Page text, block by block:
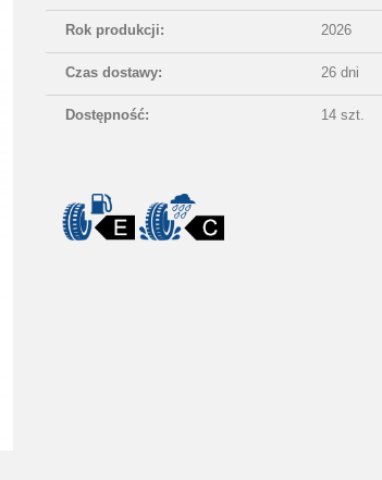
Rok produkcji: 2026
Czas dostawy: 26 dni
Dostępność: 14 szt.